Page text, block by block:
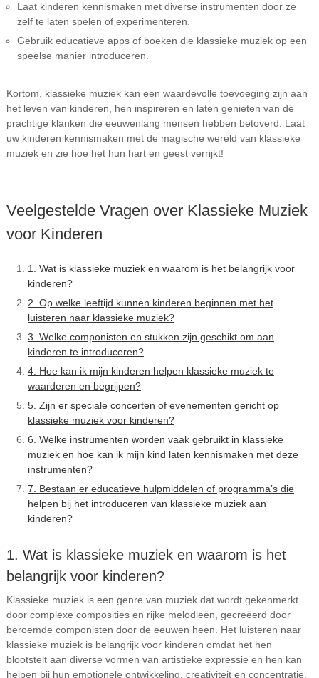
Laat kinderen kennismaken met diverse instrumenten door ze
zelf te laten spelen of experimenteren.
Gebruik educatieve apps of boeken die klassieke muziek op een
speelse manier introduceren.
Kortom, klassieke muziek kan een waardevolle toevoeging zijn aan
het leven van kinderen, hen inspireren en laten genieten van de
prachtige klanken die eeuwenlang mensen hebben betoverd. Laat
uw kinderen kennismaken met de magische wereld van klassieke
muziek en zie hoe het hun hart en geest verrijkt!
Veelgestelde Vragen over Klassieke Muziek
voor Kinderen
1. Wat is klassieke muziek en waarom is het belangrijk voor
kinderen?
2. Op welke leeftijd kunnen kinderen beginnen met het
luisteren naar klassieke muziek?
3. Welke componisten en stukken zijn geschikt om aan
kinderen te introduceren?
4. Hoe kan ik mijn kinderen helpen klassieke muziek te
waarderen en begrijpen?
5. Zijn er speciale concerten of evenementen gericht op
klassieke muziek voor kinderen?
6. Welke instrumenten worden vaak gebruikt in klassieke
muziek en hoe kan ik mijn kind laten kennismaken met deze
instrumenten?
7. Bestaan er educatieve hulpmiddelen of programma’s die
helpen bij het introduceren van klassieke muziek aan
kinderen?
1. Wat is klassieke muziek en waarom is het
belangrijk voor kinderen?
Klassieke muziek is een genre van muziek dat wordt gekenmerkt
door complexe composities en rijke melodieën, gecreëerd door
beroemde componisten door de eeuwen heen. Het luisteren naar
klassieke muziek is belangrijk voor kinderen omdat het hen
blootstelt aan diverse vormen van artistieke expressie en hen kan
helpen bij hun emotionele ontwikkeling, creativiteit en concentratie.